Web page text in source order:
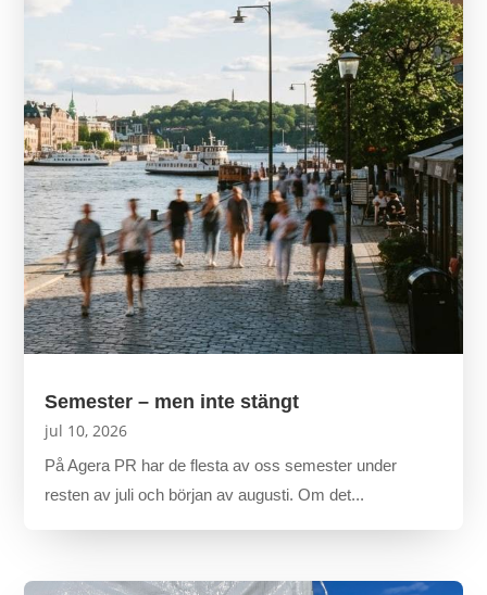
Semester – men inte stängt
jul 10, 2026
På Agera PR har de flesta av oss semester under
resten av juli och början av augusti. Om det...